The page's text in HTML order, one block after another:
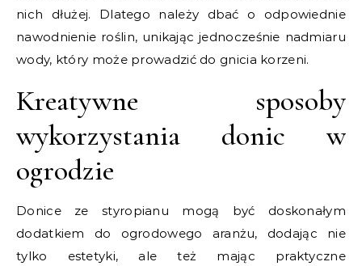
nich dłużej. Dlatego należy dbać o odpowiednie
nawodnienie roślin, unikając jednocześnie nadmiaru
wody, który może prowadzić do gnicia korzeni.
Kreatywne sposoby
wykorzystania donic w
ogrodzie
Donice ze styropianu mogą być doskonałym
dodatkiem do ogrodowego aranżu, dodając nie
tylko estetyki, ale też mając praktyczne